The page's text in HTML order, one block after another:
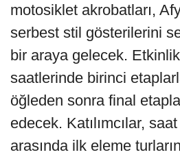
motosiklet akrobatları,
serbest stil gösterilerini
bir araya gelecek.
saatlerinde birinci
öğleden sonra final
edecek. Katılımcılar,
arasında ilk eleme